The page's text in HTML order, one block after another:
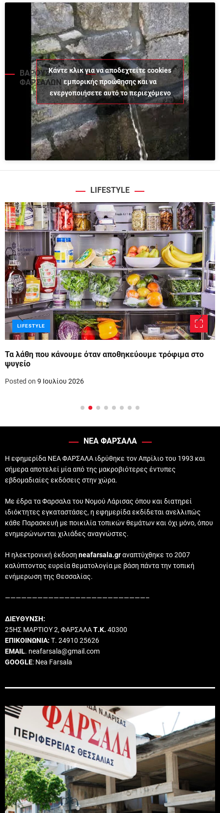
ΒΑΡΟΥΣΙ
ΦΑΡΣΑΛΩΝ
Κάντε κλικ για να αποδεχτείτε cookies
εμπορικής προώθησης και να
ενεργοποιήσετε αυτό το περιεχόμενο
LIFESTYLE
LIFESTYLE
Τα λάθη που κάνουμε όταν αποθηκεύουμε τρόφιμα στο
ψυγείο
Posted on 9 Ιουλίου 2026
ΝΕΑ ΦΑΡΣΑΛΑ
Η εφημερίδα ΝΕΑ ΦΑΡΣΑΛΑ ιδρύθηκε τον Απρίλιο του 1993 και
σήμερα αποτελεί μία από της μακροβιότερες έντυπες
εβδομαδιαίες εκδόσεις στην χώρα.
Με έδρα τα Φαρσαλα του Νομού Λάρισας όπου και διατηρεί
ιδιόκτητες εγκαταστάσες, η εφημερίδα εκδίδεται ανελλιπώς
κάθε Παρασκευή με ποικιλία τοπικών θεμάτων και όχι μόνο, όπου
ενημερώνωνται χιλιάδες αναγνώστες.
Η ηλεκτρονική έκδοση neafarsala.grαναπτύχθηκε το 2007
καλύπτοντας ευρεία θεματολογία με βάση πάντα την τοπική
ενήμερωση της Θεσσαλίας.
——————————————————————————–
ΔΙΕΥΘΥΝΣΗ:
25ΗΣ ΜΑΡΤΙΟΥ 2, ΦΑΡΣΑΛΑΤ.Κ. 40300
ΕΠΙΚΟΙΝΩΝΙΑ: Τ. 24910 25626
EMAIL. neafarsala@gmail.com
GOOGLE: Nea Farsala